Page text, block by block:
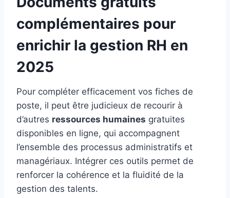
complémentaires pour
enrichir la gestion RH en
2025
Pour compléter efficacement vos fiches de
poste, il peut être judicieux de recourir à
d’autres ressources humaines gratuites
disponibles en ligne, qui accompagnent
l’ensemble des processus administratifs et
managériaux. Intégrer ces outils permet de
renforcer la cohérence et la fluidité de la
gestion des talents.